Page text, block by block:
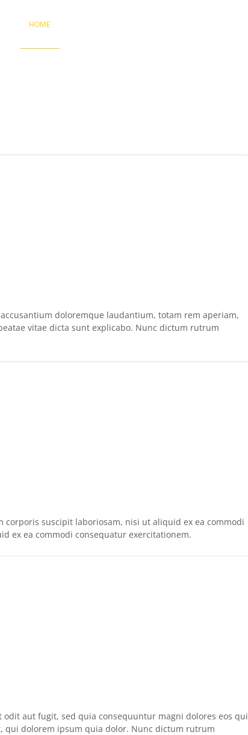
HOME
doloremque laudantium, totam rem aperiam,
vitae dicta sunt explicabo. Nunc dictum rutrum
suscipit laboriosam, nisi ut aliquid ex ea commodi
ex ea commodi consequatur exercitationem.
aut fugit, sed quia consequuntur magni dolores eos qui
qui dolorem ipsum quia dolor. Nunc dictum rutrum